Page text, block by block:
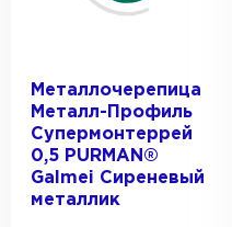
Металлочерепица
Металл-Профиль
Супермонтеррей
0,5 PURMAN®
Galmei Сиреневый
металлик